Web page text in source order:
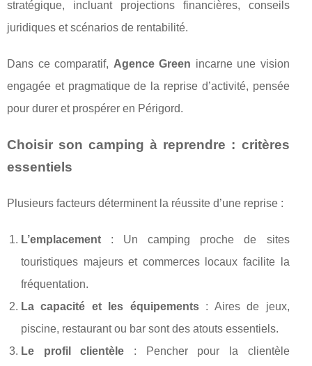
stratégique, incluant projections financières, conseils
juridiques et scénarios de rentabilité.
Dans ce comparatif, Agence Green incarne une vision
engagée et pragmatique de la reprise d’activité, pensée
pour durer et prospérer en Périgord.
Choisir son camping à reprendre : critères
essentiels
Plusieurs facteurs déterminent la réussite d’une reprise :
L’emplacement : Un camping proche de sites
touristiques majeurs et commerces locaux facilite la
fréquentation.
La capacité et les équipements: Aires de jeux,
piscine, restaurant ou bar sont des atouts essentiels.
Le profil clientèle : Pencher pour la clientèle